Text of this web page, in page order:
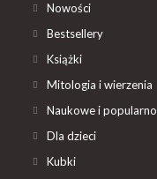
Nowości
Bestsellery
Książki
Mitologia i wierzenia
Naukowe i
Dla dzieci
Kubki